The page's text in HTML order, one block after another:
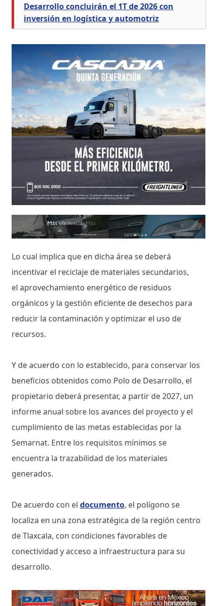
Desarrollo concluirán el 1T de 2026 con
inversión en logística y automotriz
Lo cual implica que en dicha área se deberá
incentivar el reciclaje de materiales secundarios,
el aprovechamiento energético de residuos
orgánicos y la gestión eficiente de desechos para
reducir la contaminación y optimizar el uso de
recursos.
Y de acuerdo con lo establecido, para conservar los
beneficios obtenidos como Polo de Desarrollo, el
propietario deberá presentar, a partir de 2027, un
informe anual sobre los avances del proyecto y el
cumplimiento de las metas establecidas por la
Semarnat. Entre los requisitos mínimos se
encuentra la trazabilidad de los materiales
generados.
De acuerdo con el documento, el polígono se
localiza en una zona estratégica de la región centro
de Tlaxcala, con condiciones favorables de
conectividad y acceso a infraestructura para su
desarrollo.